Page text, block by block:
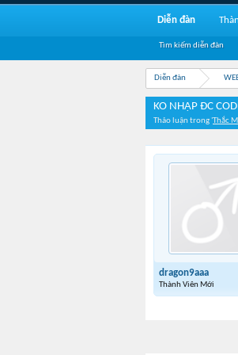
Diễn đàn
KO NHẬP ĐC
Thảo luận trong 'Thắc
dragon9aaa
Thành Viên Mới
Diễn đàn
Tìm kiếm diễn đàn